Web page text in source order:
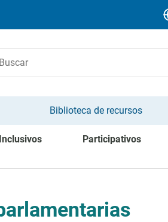
Biblioteca de recursos
Inclusivos Participativos